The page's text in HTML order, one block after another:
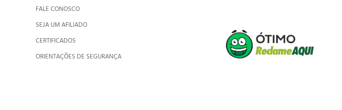
FALE CONOSCO
SEJA UM AFILIADO
CERTIFICADOS
ORIENTAÇÕES DE SEGURANÇA